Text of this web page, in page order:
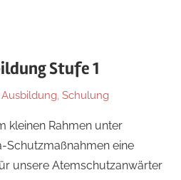
Stufe 1
Ausbildung Schulung
kleinen Rahmen unter
Schutzmaßnahmen eine
unsere Atemschutzanwärter